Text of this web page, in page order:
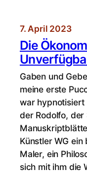
n
7. April 2023
Die
Gaben und
meine erste
war hypnotisiert
der Rodolfo,
Künstler WG
Maler, ein
sich mit ihm die